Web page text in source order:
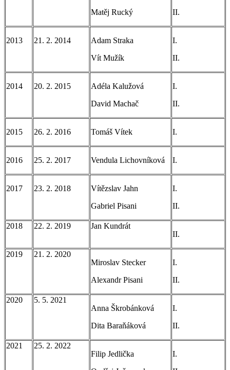
Matěj Rucký
II.
2013 21. 2. 2014
Adam Straka
Vít Mužík
I.
II.
2014 20. 2. 2015
Adéla Kalužová
David Machač
I.
II.
2015 26. 2. 2016 Tomáš Vítek I.
2016 25. 2. 2017 Vendula Lichovníková I.
2017 23. 2. 2018
Vítězslav Jahn
Gabriel Pisani
I.
II.
2018 22. 2. 2019
Jan Kundrát
II.
2019
21. 2. 2020
Miroslav Stecker
Alexandr Pisani
I.
II.
2020
5. 5. 2021
Anna Škrobánková
Dita Baraňáková
I.
II.
2021
25. 2. 2022
Filip Jedlička
I.